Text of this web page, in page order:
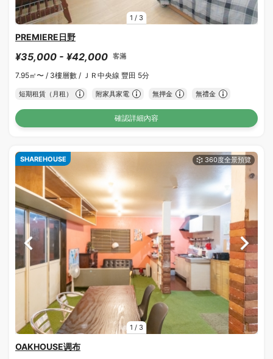
1 / 3
PREMIERE日野
¥35,000 - ¥42,000 客滿
7.95㎡〜 / 3樓層數 / ＪＲ中央線 豐田 5分
短期租賃（月租） 附家具家電 無押金 無禮金
確認詳細內容
1 / 3
SHAREHOUSE
OAKHOUSE调布